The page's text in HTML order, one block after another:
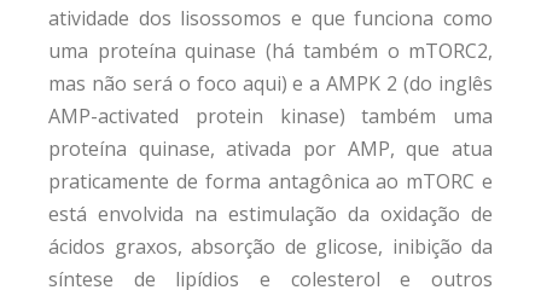
atividade dos lisossomos e que funciona como
uma proteína quinase (há também o mTORC2,
mas não será o foco aqui) e a AMPK 2 (do inglês
AMP-activated protein kinase) também uma
proteína quinase, ativada por AMP, que atua
praticamente de forma antagônica ao mTORC e
está envolvida na estimulação da oxidação de
ácidos graxos, absorção de glicose, inibição da
síntese de lipídios e colesterol e outros